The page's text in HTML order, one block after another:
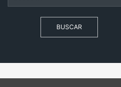
BUSCAR